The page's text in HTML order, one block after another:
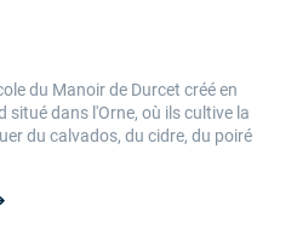
du Manoir de Durcet créé en
dans l'Orne, où ils cultive la
du calvados, du cidre, du poiré